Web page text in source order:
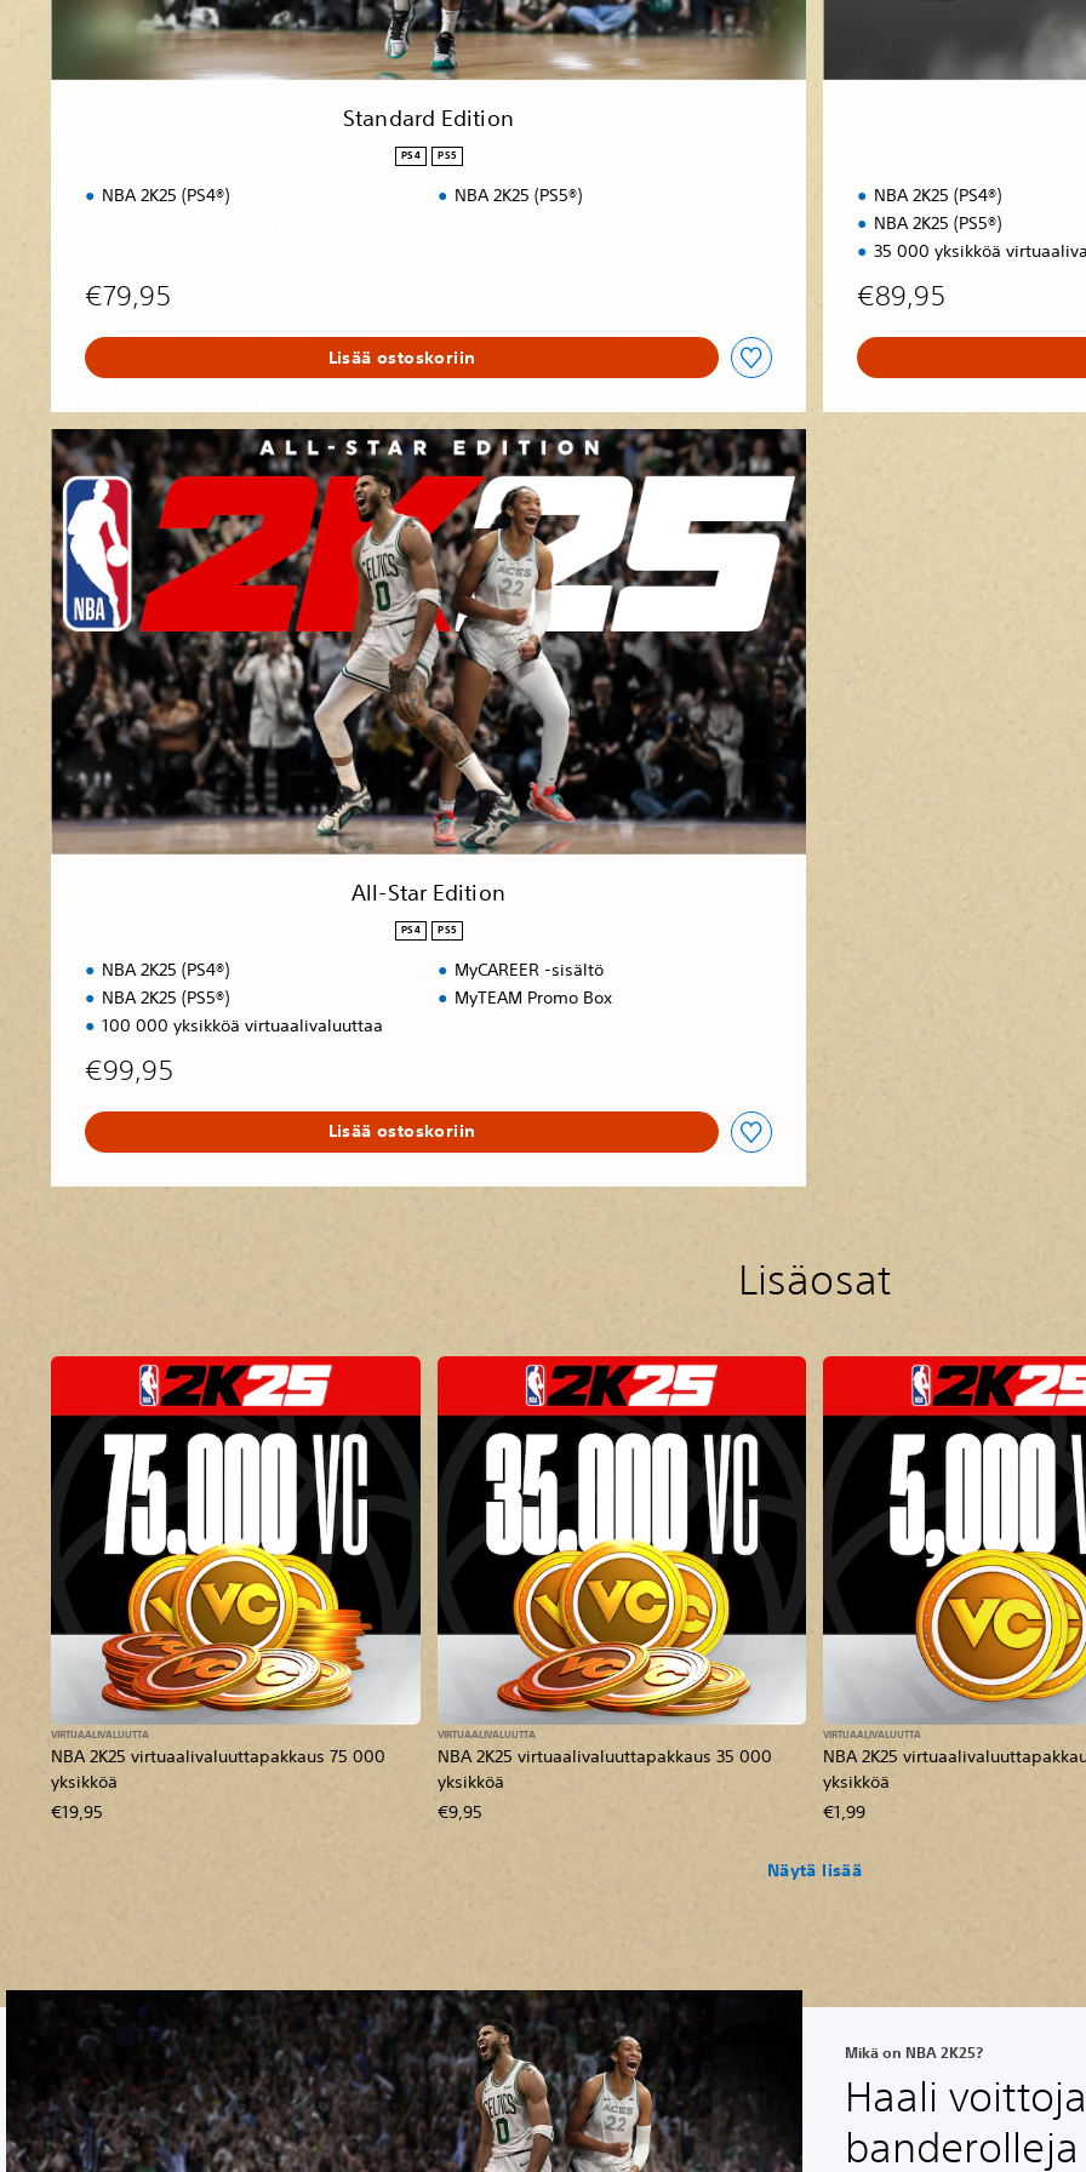
Standard Edition
PS4 PS5
NBA 2K25 (PS4®) NBA 2K25 (PS5®)
€79,95
Lisää ostoskoriin
n
NBA 2K25 (PS4®)
NBA 2K25 (PS5®)
35 000 yksikköä
€89,95
A
-
S
t
a
r
E
d
i
i
o
All-Star Edition
PS4 PS5
NBA 2K25 (PS4®)
NBA 2K25 (PS5®)
100 000 yksikköä virtuaalivaluuttaa
MyCAREER -sisältö
MyTEAM Promo Box
€99,95
Lisää ostoskoriin
Lisäosat
NBA 2K25 virtuaalivaluuttapakkaus 75 000
yksikköä
VIRTUAALIVALUUTTA
€19,95
NBA 2K25 virtuaalivaluuttapakkaus 35 000
yksikköä
VIRTUAALIVALUUTTA
€9,95
NBA 2K25
yksikköä
VIRTUAALIVALUUTTA
€1,99
Näytä lisää
Mikä on NBA 2K25?
Haali